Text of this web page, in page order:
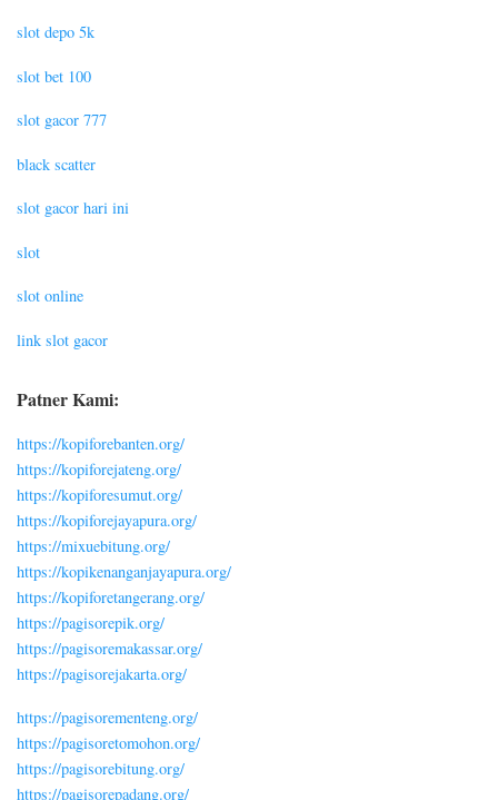
slot depo 5k
slot bet 100
slot gacor 777
black scatter
slot gacor hari ini
slot
slot online
link slot gacor
Patner Kami:
https://kopiforebanten.org/
https://kopiforejateng.org/
https://kopiforesumut.org/
https://kopiforejayapura.org/
https://mixuebitung.org/
https://kopikenanganjayapura.org/
https://kopiforetangerang.org/
https://pagisorepik.org/
https://pagisoremakassar.org/
https://pagisorejakarta.org/
https://pagisorementeng.org/
https://pagisoretomohon.org/
https://pagisorebitung.org/
https://pagisorepadang.org/